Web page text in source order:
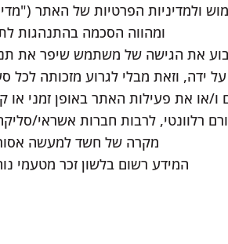
ולמדיניות הפרטיות של האתר
ומהווה הסכמה בהתנהגות
את הגישה של משתמש שיפר את
ידה, וזאת מבלי לגרוע מזכותה לכל
או את פעילות האתר באופן זמני או
רלוונטי, לרבות חברות אשראי/
מקרה של חשד למעשה
המידע רשום בלשון זכר מטעמי